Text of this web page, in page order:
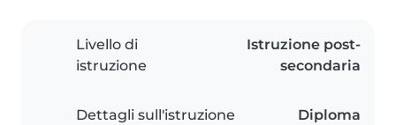
Livello di
istruzione
Istruzione post-
secondaria
Dettagli sull'istruzione Diploma